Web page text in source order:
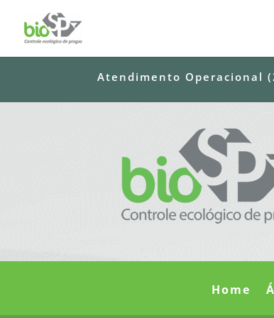
Atendimento Operacional
Home